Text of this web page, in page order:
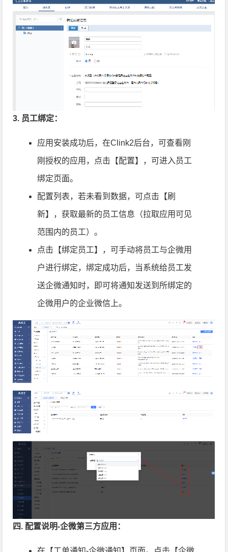
3. 员工绑定：
应用安装成功后，在Clink2后台，可查看刚
刚授权的应用，点击【配置】，可进入员工
绑定页面。
配置列表，若未看到数据，可点击【刷
新】，获取最新的员工信息（拉取应用可见
范围内的员工）。
点击【绑定员工】，可手动将员工与企微用
户进行绑定，绑定成功后，当系统给员工发
送企微通知时，即可将通知发送到所绑定的
企微用户的企业微信上。
四. 配置说明-企微第三方应用：
在【工单通知-企微通知】页面。点击【企微